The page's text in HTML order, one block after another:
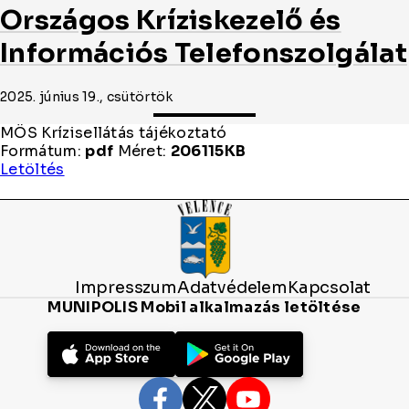
Országos Kríziskezelő és
Információs Telefonszolgálat
2025. június 19., csütörtök
MÖS Krízisellátás tájékoztató
Formátum: pdf Méret: 206115KB
Letöltés
tájékoztató
ImpresszumAdatvédelemKapcsolat
MUNIPOLIS Mobil alkalmazás letöltése